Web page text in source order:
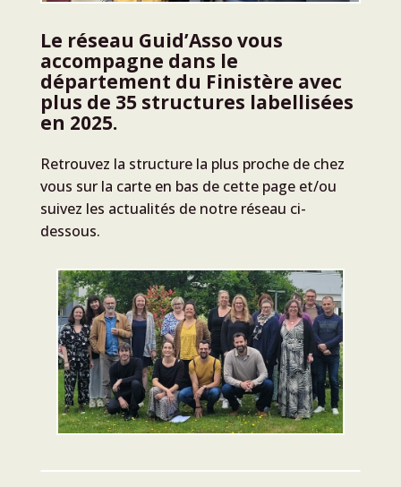
Le réseau Guid’Asso vous
accompagne dans le
département du Finistère avec
plus de 35 structures labellisées
en 2025.
Retrouvez la structure la plus proche de chez
vous sur la carte en bas de cette page et/ou
suivez les actualités de notre réseau ci-
dessous.